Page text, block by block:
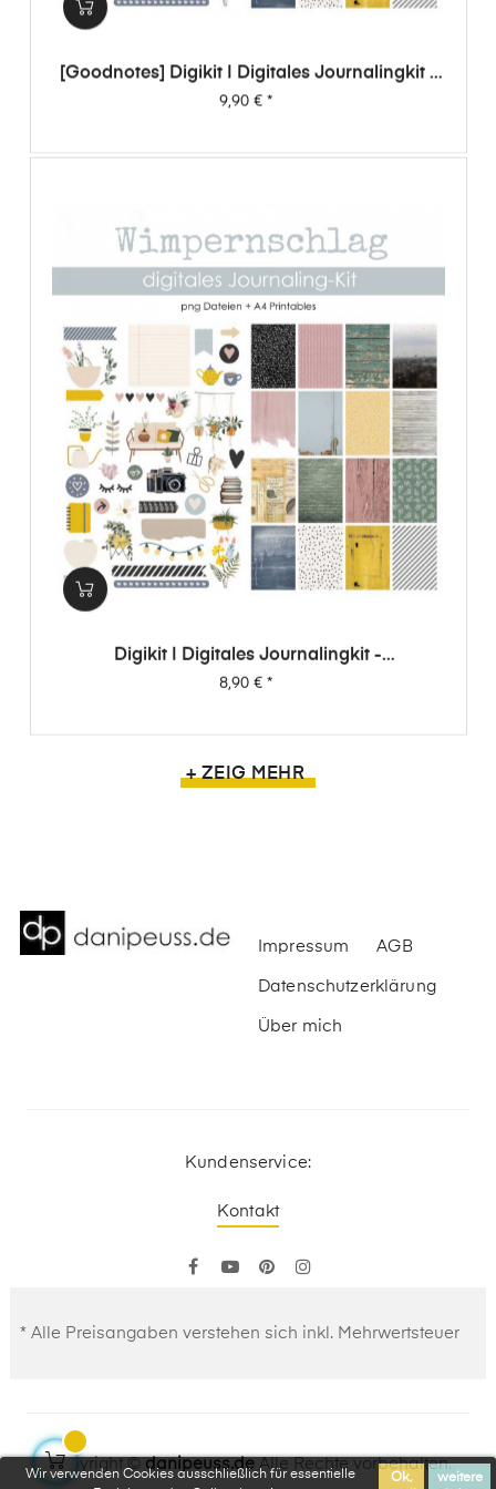
Wir verwenden Cookies ausschließlich für essentielle
Ok, weitere
[Goodnotes] Digikit | Digitales Journalingkit -
Wimpernschlag
Preis
9,90 €*
Digikit | Digitales Journalingkit -
Wimpernschlag
Preis
8,90 €*
+ ZEIG MEHR
Impressum AGB
Datenschutzerklärung
Über mich
Kundenservice:
Kontakt
FacebookYouTubePinterest
* Alle Preisangaben verstehen sich inkl. Mehrwertsteuer
Copyright © danipeuss.deAlle Rechte vorbehalten.